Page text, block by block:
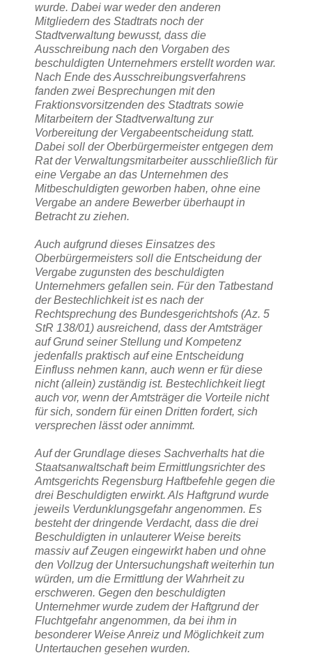
wurde. Dabei war weder den anderen
Mitgliedern des Stadtrats noch der
Stadtverwaltung bewusst, dass die
Ausschreibung nach den Vorgaben des
beschuldigten Unternehmers erstellt worden war.
Nach Ende des Ausschreibungsverfahrens
fanden zwei Besprechungen mit den
Fraktionsvorsitzenden des Stadtrats sowie
Mitarbeitern der Stadtverwaltung zur
Vorbereitung der Vergabeentscheidung statt.
Dabei soll der Oberbürgermeister entgegen dem
Rat der Verwaltungsmitarbeiter ausschließlich für
eine Vergabe an das Unternehmen des
Mitbeschuldigten geworben haben, ohne eine
Vergabe an andere Bewerber überhaupt in
Betracht zu ziehen.
Auch aufgrund dieses Einsatzes des
Oberbürgermeisters soll die Entscheidung der
Vergabe zugunsten des beschuldigten
Unternehmers gefallen sein. Für den Tatbestand
der Bestechlichkeit ist es nach der
Rechtsprechung des Bundesgerichtshofs (Az. 5
StR 138/01) ausreichend, dass der Amtsträger
auf Grund seiner Stellung und Kompetenz
jedenfalls praktisch auf eine Entscheidung
Einfluss nehmen kann, auch wenn er für diese
nicht (allein) zuständig ist. Bestechlichkeit liegt
auch vor, wenn der Amtsträger die Vorteile nicht
für sich, sondern für einen Dritten fordert, sich
versprechen lässt oder annimmt.
Auf der Grundlage dieses Sachverhalts hat die
Staatsanwaltschaft beim Ermittlungsrichter des
Amtsgerichts Regensburg Haftbefehle gegen die
drei Beschuldigten erwirkt. Als Haftgrund wurde
jeweils Verdunklungsgefahr angenommen. Es
besteht der dringende Verdacht, dass die drei
Beschuldigten in unlauterer Weise bereits
massiv auf Zeugen eingewirkt haben und ohne
den Vollzug der Untersuchungshaft weiterhin tun
würden, um die Ermittlung der Wahrheit zu
erschweren. Gegen den beschuldigten
Unternehmer wurde zudem der Haftgrund der
Fluchtgefahr angenommen, da bei ihm in
besonderer Weise Anreiz und Möglichkeit zum
Untertauchen gesehen wurden.